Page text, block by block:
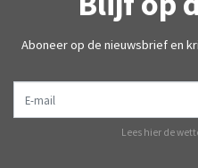
Aboneer op de nieuwsbrief en
Lees hier de